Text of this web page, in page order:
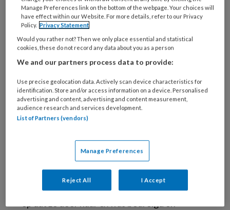
aan dat de man eind december 2015 aan de
Vrije Universiteit is afgestudeerd, terwijl hij op
dat moment tandheelkunde studeerde aan de
Universiteit van Amsterdam en nog aan een
masteropleiding moest beginnen. Op de laptop
van de man stond een digitale kopie van het
valse diploma. Dit nagemaakte diploma was
door een onbekende vrouw in Hongarije bij de
verantwoordelijke instantie aangegeven.
De verdachte verklaarde tijdens de rechtszaak
slachtoffer te zijn van de wraakzuchtige ex-
man van zijn echtgenote. Volgens hem
biechtte zijn echtgenote kort voor de zitting
Manage Preferences link on the bottom of the webpage. Your choices will
have effect within our Website. For more details, refer to our Privacy
Policy. Privacy Statement
Would you rather not? Then we only place essential and statistical
cookies, these do not record any data about you as a person
We and our partners process data to provide:
Use precise geolocation data. Actively scan device characteristics for
identification. Store and/or access information on a device. Personalised
advertising and content, advertising and content measurement,
audience research and services development.
List of Partners (vendors)
Manage Preferences
Reject All I Accept